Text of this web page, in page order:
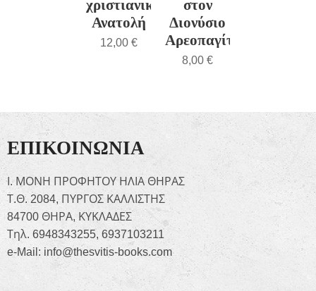
χριστιανική
Ανατολή
12,00€
στον
Διονύσιο
Αρεοπαγίτη
8,00 €
ΕΠΙΚΟΙΝΩΝΙΑ
Ι. ΜΟΝΗ ΠΡΟΦΗΤΟΥ ΗΛΙΑ ΘΗΡΑΣ
Τ.Θ. 2084, ΠΥΡΓΟΣ ΚΑΛΛΙΣΤΗΣ
84700 ΘΗΡΑ, ΚΥΚΛΑΔΕΣ
Τηλ. 6948343255, 6937103211
e-Mail: info@thesvitis-books.com